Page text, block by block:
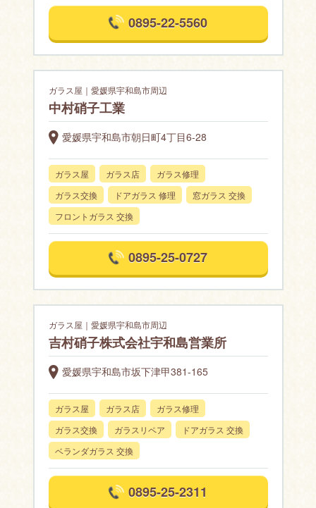
0895-22-5560
ガラス屋｜愛媛県宇和島市周辺
中村硝子工業
愛媛県宇和島市朝日町4丁目6-28
ガラス屋 ガラス店
ガラス修理
ガラス交換
ドアガラス 修理
窓ガラス 交換
フロントガラス 交換
0895-25-0727
ガラス屋｜愛媛県宇和島市周辺
吉村硝子株式会社宇和島営業所
愛媛県宇和島市坂下津甲381-165
ガラス屋 ガラス店
ガラス修理
ガラス交換
ガラスリペア
ドアガラス 交換
ベランダガラス 交換
0895-25-2311